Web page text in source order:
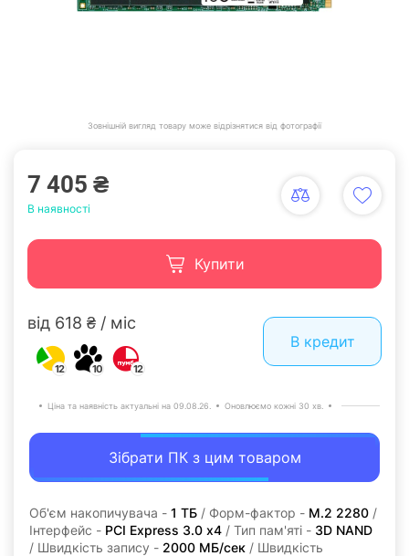
Зовнішній вигляд товару може відрізнятися від фотографії
7 405 ₴
В наявності
Купити
від 618 ₴ / міс
12 10 12
В кредит
Ціна та наявність актуальні на 09.08.26. Оновлюємо кожні 30 хв.
Зібрати ПК з цим товаром
Об'єм накопичувача - 1 ТБ / Форм-фактор - M.2 2280 /
Інтерфейс - PCI Express 3.0 x4 / Тип пам'яті - 3D NAND
/ Швидкість запису - 2000 МБ/сек / Швидкість